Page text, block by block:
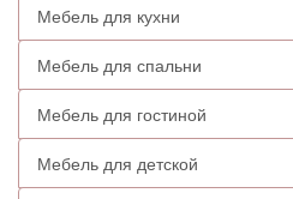
Мебель для кухни
Мебель для спальни
Мебель для гостиной
Мебель для детской